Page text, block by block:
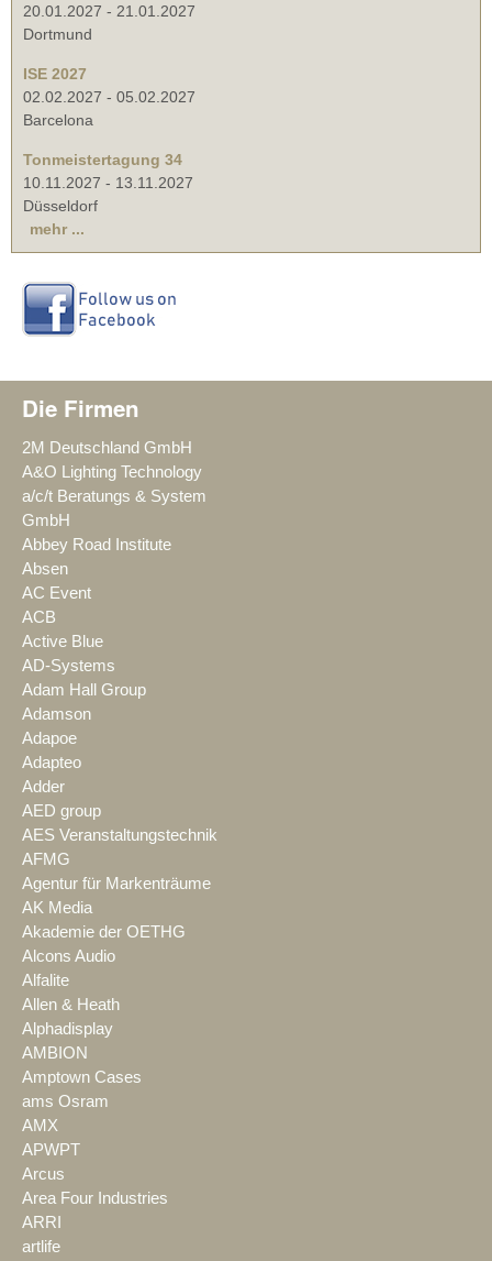
20.01.2027 - 21.01.2027
Dortmund
ISE 2027
02.02.2027 - 05.02.2027
Barcelona
Tonmeistertagung 34
10.11.2027 - 13.11.2027
Düsseldorf
mehr ...
Die Firmen
2M Deutschland GmbH
A&O Lighting Technology
a/c/t Beratungs & System
GmbH
Abbey Road Institute
Absen
AC Event
ACB
Active Blue
AD-Systems
Adam Hall Group
Adamson
Adapoe
Adapteo
Adder
AED group
AES Veranstaltungstechnik
AFMG
Agentur für Markenträume
AK Media
Akademie der OETHG
Alcons Audio
Alfalite
Allen & Heath
Alphadisplay
AMBION
Amptown Cases
ams Osram
AMX
APWPT
Arcus
Area Four Industries
ARRI
artlife